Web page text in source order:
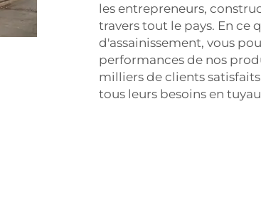
les entrepreneurs,
travers tout le pays. En ce
d'assainissement, vous
performances de nos
milliers de clients
tous leurs besoins en